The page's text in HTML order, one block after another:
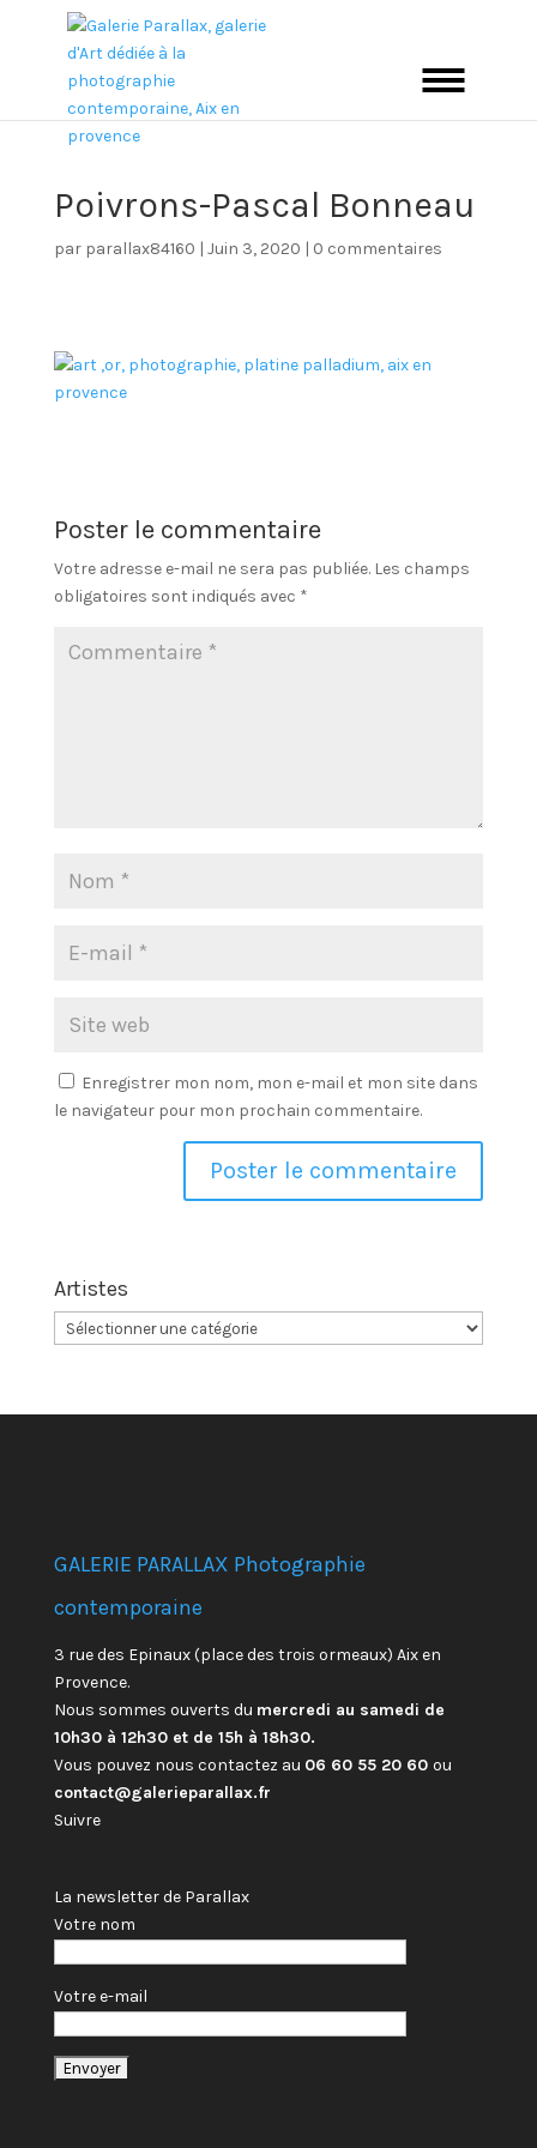
Poivrons-Pascal Bonneau
par parallax84160 | Juin 3, 2020 | 0 commentaires
Poster le commentaire
Votre adresse e-mail ne sera pas publiée. Les champs
obligatoires sont indiqués avec *
Enregistrer mon nom, mon e-mail et mon site dans
le navigateur pour mon prochain commentaire.
Artistes
GALERIE PARALLAX Photographie
contemporaine
3 rue des Epinaux (place des trois ormeaux) Aix en
Provence.
Nous sommes ouverts du mercredi au samedi de
10h30 à 12h30 et de 15h à 18h30.
Vous pouvez nous contactez au 06 60 55 20 60 ou
contact@galerieparallax.fr
Suivre
La newsletter de Parallax
Votre nom
Votre e-mail